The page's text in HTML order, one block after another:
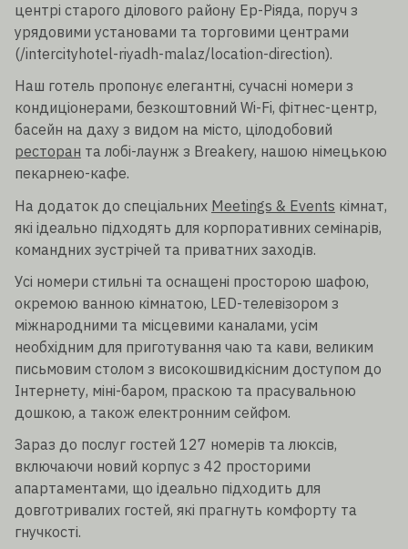
центрі старого ділового району Ер-Ріяда, поруч з
урядовими установами та торговими центрами
(/intercityhotel-riyadh-malaz/location-direction).
Наш готель пропонує елегантні, сучасні номери з
кондиціонерами, безкоштовний Wi-Fi, фітнес-центр,
басейн на даху з видом на місто, цілодобовий
ресторан та лобі-лаунж з Breakery, нашою німецькою
пекарнею-кафе.
На додаток до спеціальних Meetings & Events кімнат,
які ідеально підходять для корпоративних семінарів,
командних зустрічей та приватних заходів.
Усі номери стильні та оснащені просторою шафою,
окремою ванною кімнатою, LED-телевізором з
міжнародними та місцевими каналами, усім
необхідним для приготування чаю та кави, великим
письмовим столом з високошвидкісним доступом до
Інтернету, міні-баром, праскою та прасувальною
дошкою, а також електронним сейфом.
Зараз до послуг гостей 127 номерів та люксів,
включаючи новий корпус з 42 просторими
апартаментами, що ідеально підходить для
довготривалих гостей, які прагнуть комфорту та
гнучкості.